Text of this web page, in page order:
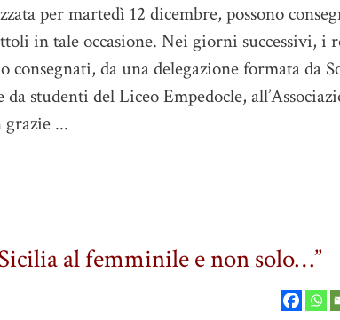
per martedì 12 dicembre, possono
in tale occasione. Nei giorni successivi, i
consegnati, da una delegazione formata da
da studenti del Liceo Empedocle,
grazie ...
al femminile e non solo…”